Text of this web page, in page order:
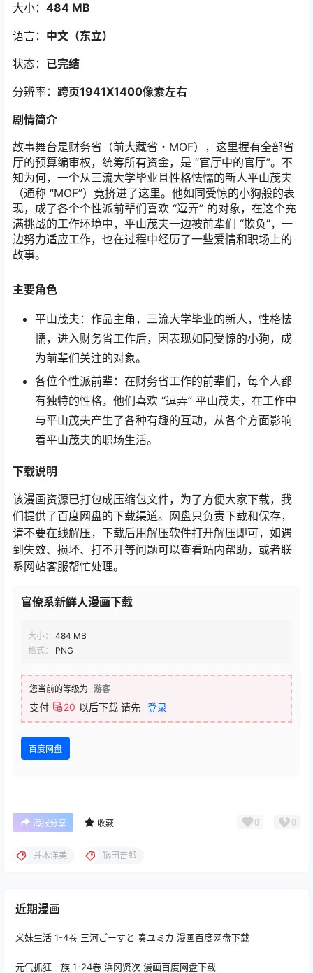
大小： 484 MB
语言： 中文（东立）
状态： 已完结
分辨率： 跨页1941X1400像素左右
剧情简介
故事舞台是财务省（前大藏省・MOF），这里握有全部省
厅的预算编审权，统筹所有资金，是 “官厅中的官厅”。不
知为何，一个从三流大学毕业且性格怯懦的新人平山茂夫
（通称 “MOF”）竟挤进了这里。他如同受惊的小狗般的表
现，成了各个个性派前辈们喜欢 “逗弄” 的对象，在这个充
满挑战的工作环境中，平山茂夫一边被前辈们 “欺负”，一
边努力适应工作，也在过程中经历了一些爱情和职场上的
故事。
主要角色
平山茂夫：作品主角，三流大学毕业的新人，性格怯
懦，进入财务省工作后，因表现如同受惊的小狗，成
为前辈们关注的对象。
各位个性派前辈：在财务省工作的前辈们，每个人都
有独特的性格，他们喜欢 “逗弄” 平山茂夫，在工作中
与平山茂夫产生了各种有趣的互动，从各个方面影响
着平山茂夫的职场生活。
下载说明
该漫画资源已打包成压缩包文件，为了方便大家下载，我
们提供了百度网盘的下载渠道。网盘只负责下载和保存，
请不要在线解压，下载后用解压软件打开解压即可，如遇
到失效、损坏、打不开等问题可以查看站内帮助，或者联
系网站客服帮忙处理。
官僚系新鲜人漫画下载
大小：
484 MB
格式：
PNG
您当前的等级为 游客
支付 20 以后下载 请先 登录
百度网盘
海报分享 收藏 0 0
并木洋美 锅田吉郎
近期漫画
义妹生活 1-4卷 三河ごーすと 奏ユミカ 漫画百度网盘下载
元气抓狂一族 1-24卷 浜冈贤次 漫画百度网盘下载